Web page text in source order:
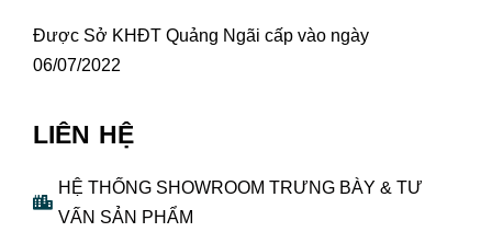
Được Sở KHĐT Quảng Ngãi cấp vào ngày
06/07/2022
LIÊN HỆ
HỆ THỐNG SHOWROOM TRƯNG BÀY & TƯ
VẤN SẢN PHẨM